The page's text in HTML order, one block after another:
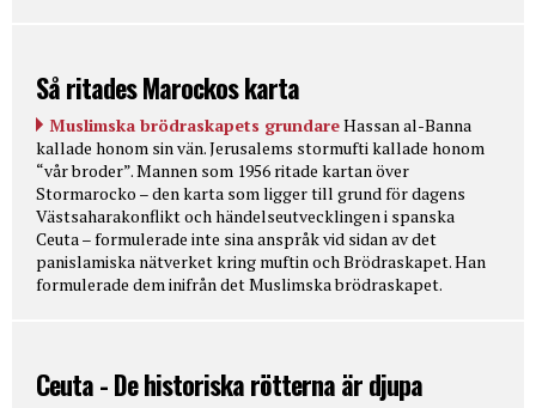
Så ritades Marockos karta
Muslimska brödraskapets grundareHassan al-Banna
kallade honom sin vän. Jerusalems stormufti kallade honom
“vår broder”. Mannen som 1956 ritade kartan över
Stormarocko – den karta som ligger till grund för dagens
Västsaharakonflikt och händelseutvecklingen i spanska
Ceuta – formulerade inte sina anspråk vid sidan av det
panislamiska nätverket kring muftin och Brödraskapet. Han
formulerade dem inifrån det Muslimska brödraskapet.
Ceuta - De historiska rötterna är djupa